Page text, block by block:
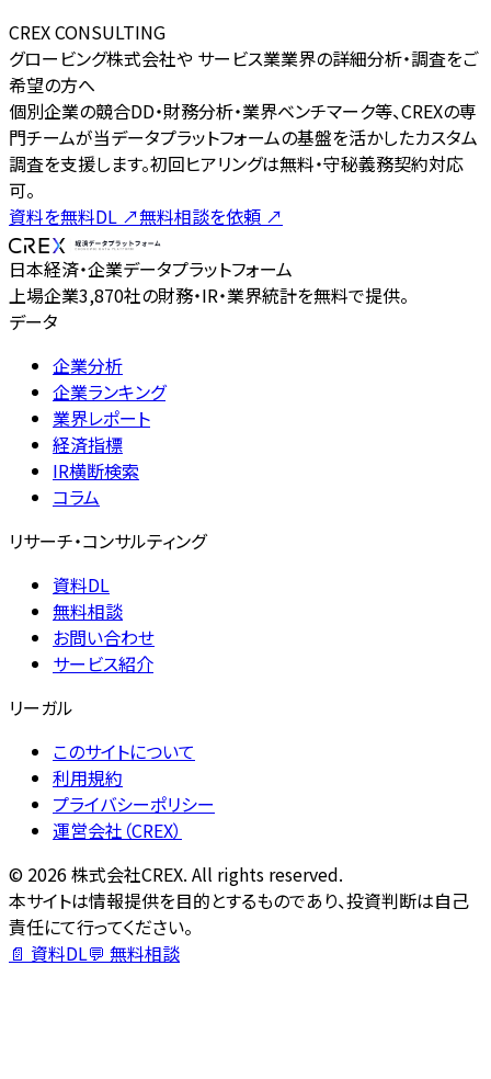
CREX CONSULTING
グロービング株式会社や サービス業業界の詳細分析・調査をご
希望の方へ
個別企業の競合DD・財務分析・業界ベンチマーク等、CREXの専
門チームが当データプラットフォームの基盤を活かしたカスタム
調査を支援します。初回ヒアリングは無料・守秘義務契約対応
可。
資料を無料DL ↗無料相談を依頼 ↗
日本経済・企業データプラットフォーム
上場企業3,870社の財務・IR・業界統計を無料で提供。
データ
企業分析
企業ランキング
業界レポート
経済指標
IR横断検索
コラム
リサーチ・コンサルティング
資料DL
無料相談
お問い合わせ
サービス紹介
リーガル
このサイトについて
利用規約
プライバシーポリシー
運営会社（CREX）
© 2026株式会社CREX. All rights reserved.
本サイトは情報提供を目的とするものであり、投資判断は自己
責任にて行ってください。
📄 資料DL💬 無料相談